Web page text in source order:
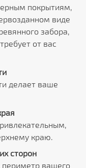
покрытиям,
виде
забора,
от вас
делает ваше
краю.
сторон
вашего